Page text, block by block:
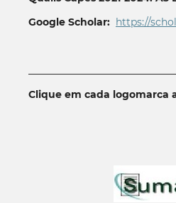
Google Scholar: https://
Clique em cada logomarca